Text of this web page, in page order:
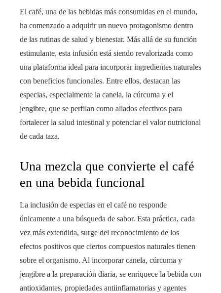
El café, una de las bebidas más consumidas en el mundo,
ha comenzado a adquirir un nuevo protagonismo dentro
de las rutinas de salud y bienestar. Más allá de su función
estimulante, esta infusión está siendo revalorizada como
una plataforma ideal para incorporar ingredientes naturales
con beneficios funcionales. Entre ellos, destacan las
especias, especialmente la canela, la cúrcuma y el
jengibre, que se perfilan como aliados efectivos para
fortalecer la salud intestinal y potenciar el valor nutricional
de cada taza.
Una mezcla que convierte el café
en una bebida funcional
La inclusión de especias en el café no responde
únicamente a una búsqueda de sabor. Esta práctica, cada
vez más extendida, surge del reconocimiento de los
efectos positivos que ciertos compuestos naturales tienen
sobre el organismo. Al incorporar canela, cúrcuma y
jengibre a la preparación diaria, se enriquece la bebida con
antioxidantes, propiedades antiinflamatorias y agentes